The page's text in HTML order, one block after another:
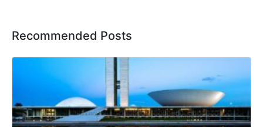
Recommended Posts